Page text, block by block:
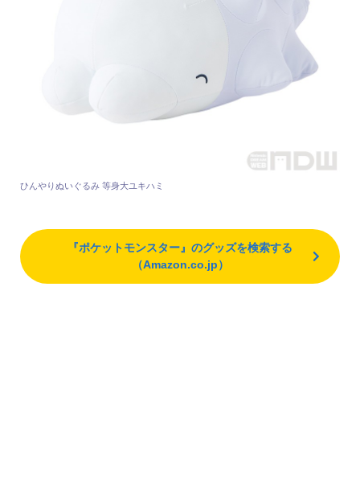
ひんやりぬいぐるみ 等身大ユキハミ
『ポケットモンスター』のグッズを検索する
（Amazon.co.jp）